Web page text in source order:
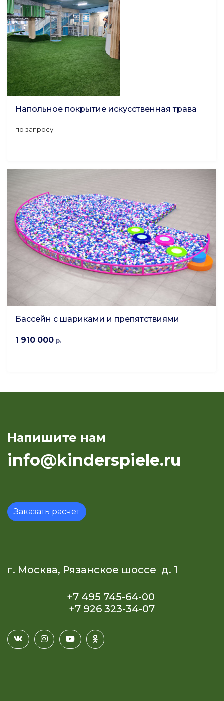
Напольное покрытие искусственная трава
по запросу
Бассейн с шариками и препятствиями
1 910 000 р.
Напишите нам
info@kinderspiele.ru
Заказать расчет
г. Москва, Рязанское шоссе д. 1
+7 495 745-64-00
+7 926 323-34-07